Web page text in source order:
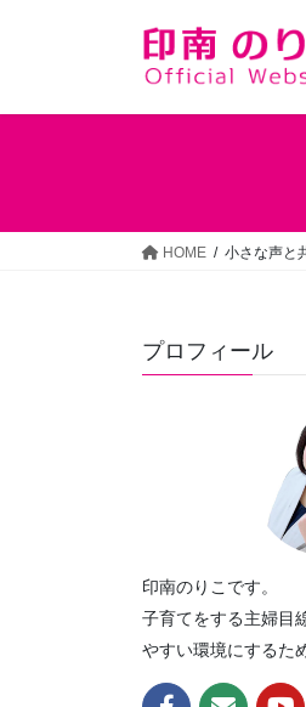
HOME 小さな声と
プロフィール
印南のりこです。
子育てをする主婦目
やすい環境にするた